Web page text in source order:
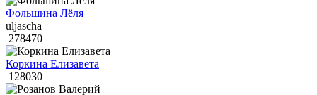
Фольшина Лёля
uljascha
278470
Коркина Елизавета
128030